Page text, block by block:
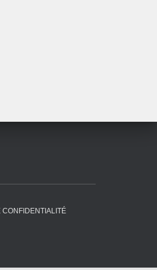
CONFIDENTIALITÉ